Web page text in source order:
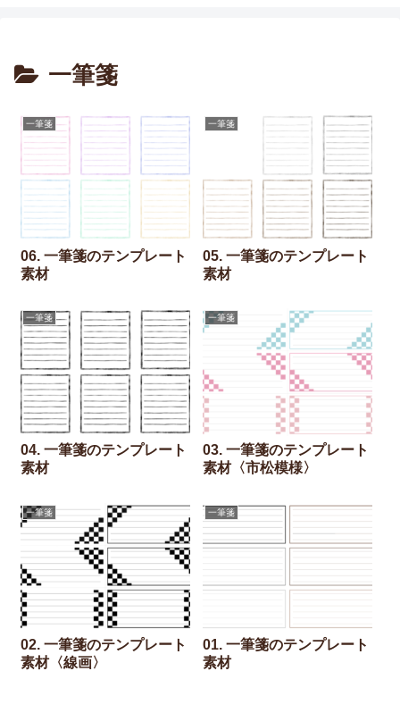
一筆箋
一筆箋
06. 一筆箋のテンプレート
素材
一筆箋
05. 一筆箋のテンプレート
素材
一筆箋
04. 一筆箋のテンプレート
素材
一筆箋
03. 一筆箋のテンプレート
素材〈市松模様〉
一筆箋
02. 一筆箋のテンプレート
素材〈線画〉
一筆箋
01. 一筆箋のテンプレート
素材